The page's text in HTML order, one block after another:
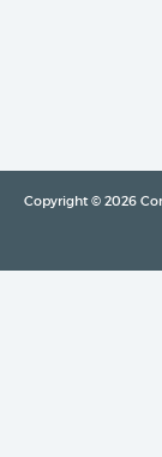
Copyright © 2026